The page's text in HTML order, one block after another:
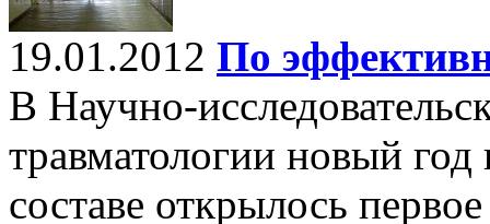
19.01.2012 По
В Научно-
травматологии новый год
составе открылось